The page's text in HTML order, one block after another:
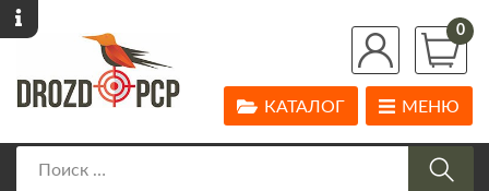
0
МЕНЮ
КАТАЛОГ